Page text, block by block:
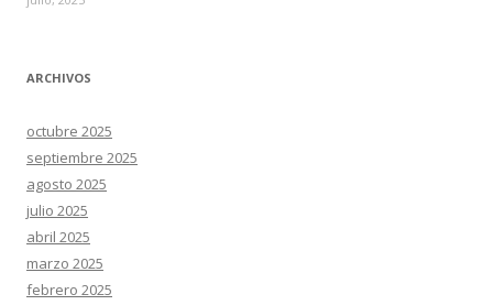
ARCHIVOS
octubre 2025
septiembre 2025
agosto 2025
julio 2025
abril 2025
marzo 2025
febrero 2025